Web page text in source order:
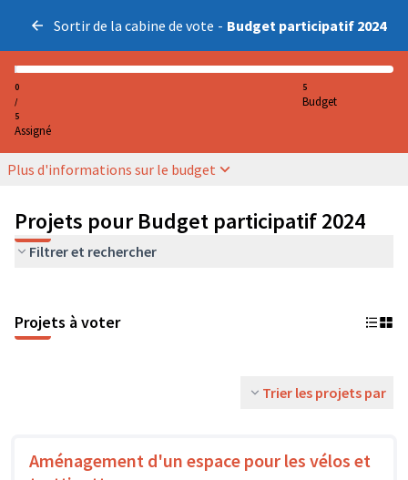
Sortir de la cabine de vote - Budget participatif 2024
0
/
5
Assigné
5
Budget
Plus d'informations sur le budget
Projets pour Budget participatif 2024
Filtrer et rechercher
Projets à voter
Trier les projets par
Aménagement d'un espace pour les vélos et